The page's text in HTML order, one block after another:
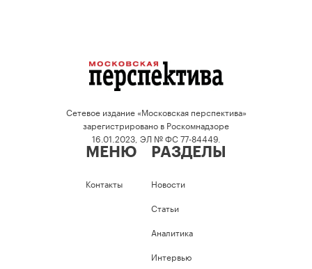
Сетевое издание «Московская перспектива»
зарегистрировано в Роскомнадзоре
16.01.2023, ЭЛ № ФС 77-84449.
МЕНЮ
Контакты
РАЗДЕЛЫ
Новости
Статьи
Аналитика
Интервью